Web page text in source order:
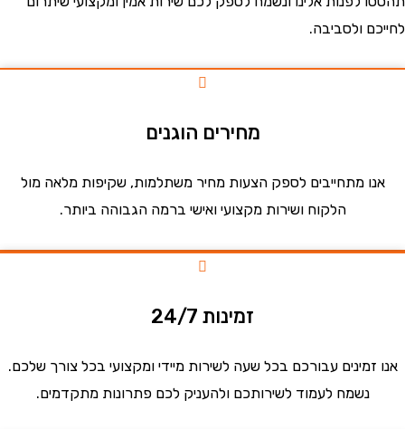
ולסביבה.
מחירים הוגנים
מתחייבים לספק הצעות מחיר משתלמות, שקיפות מלאה מול
הלקוח ושירות מקצועי ואישי ברמה הגבוהה ביותר.
זמינות 24/7
עבורכם בכל שעה לשירות מיידי ומקצועי בכל צורך שלכם.
נשמח לעמוד לשירותכם ולהעניק לכם פתרונות מתקדמים.